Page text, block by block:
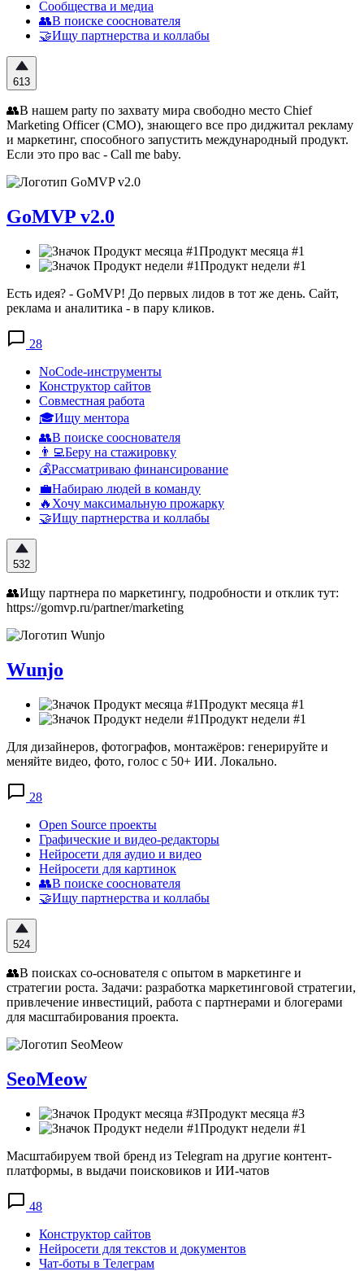
Сообщества и медиа
👥В поиске сооснователя
🤝Ищу партнерства и коллабы
613
👥В нашем party по захвату мира свободно место Chief
Marketing Officer (CMO), знающего все про диджитал рекламу
и маркетинг, способного запустить международный продукт.
Если это про вас - Call me baby.
GoMVP v2.0
Продукт месяца #1
Продукт недели #1
Есть идея? - GoMVP! До первых лидов в тот же день. Сайт,
реклама и аналитика - в пару кликов.
28
NoCode-инструменты
Конструктор сайтов
Совместная работа
🎓Ищу ментора
👥В поиске сооснователя
👨‍💻Беру на стажировку
💰Рассматриваю финансирование
💼Набираю людей в команду
🔥Хочу максимальную прожарку
🤝Ищу партнерства и коллабы
532
👥Ищу партнера по маркетингу, подробности и отклик тут:
https://gomvp.ru/partner/marketing
Wunjo
Продукт месяца #1
Продукт недели #1
Для дизайнеров, фотографов, монтажёров: генерируйте и
меняйте видео, фото, голос с 50+ ИИ. Локально.
28
Open Source проекты
Графические и видео-редакторы
Нейросети для аудио и видео
Нейросети для картинок
👥В поиске сооснователя
🤝Ищу партнерства и коллабы
524
👥В поисках со-основателя с опытом в маркетинге и
стратегии роста. Задачи: разработка маркетинговой стратегии,
привлечение инвестиций, работа с партнерами и блогерами
для масштабирования проекта.
SeoMeow
Продукт месяца #3
Продукт недели #1
Масштабируем твой бренд из Telegram на другие контент-
платформы, в выдачи поисковиков и ИИ-чатов
48
Конструктор сайтов
Нейросети для текстов и документов
Чат-боты в Телеграм